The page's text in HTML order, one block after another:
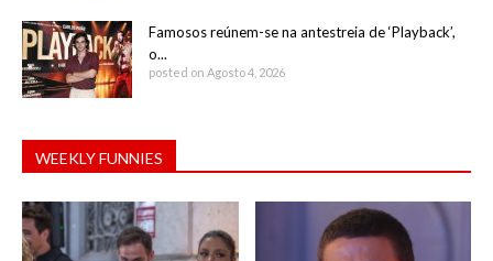
Famosos reúnem-se na antestreia de ‘Playback’,
o...
posted on Agosto 4, 2026
WEEKLY FUNNIES